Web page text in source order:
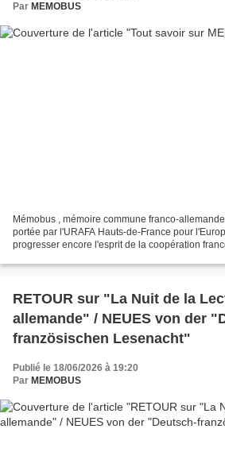
Par MEMOBUS
Mémobus , mémoire commune franco-
portée par l'URAFA Hauts-de-France pour
progresser encore l'esprit de la coopération
RETOUR sur "La Nuit de la
allemande" / NEUES von der
französischen Lesenacht"
Publié le 18/06/2026 à 19:20
Par MEMOBUS